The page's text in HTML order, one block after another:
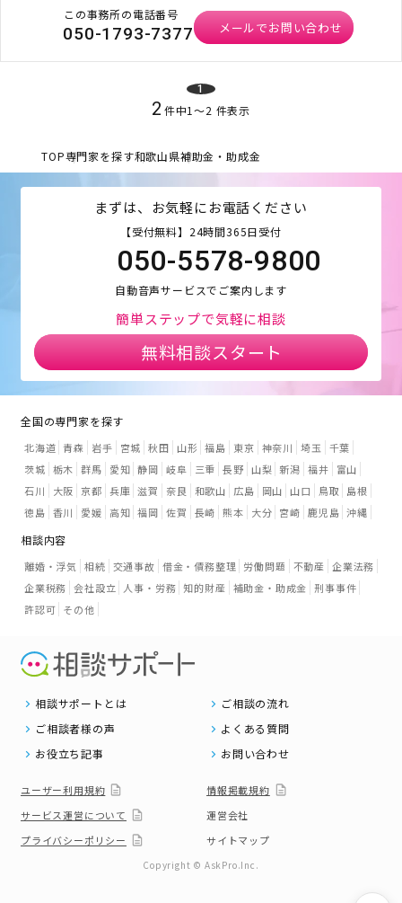
この事務所の電話番号
050-1793-7377 メールでお問い合わせ
1
2 件中1〜2 件表示
TOP専門家を探す和歌山県補助金・助成金
まずは、お気軽にお電話ください
【受付無料】24時間365日受付
050-5578-9800
自動音声サービスでご案内します
簡単ステップで気軽に相談
無料相談スタート
全国の専門家を探す
北海道 青森 岩手 宮城 秋田 山形 福島 東京 神奈川 埼玉
千葉
茨城 栃木 群馬 愛知 静岡 岐阜 三重 長野 山梨 新潟 福井
富山
石川
大阪 京都 兵庫 滋賀 奈良 和歌山 広島 岡山 山口 鳥取
島根
徳島 香川 愛媛 高知 福岡 佐賀 長崎 熊本 大分 宮崎 鹿児島 沖縄
相談内容
離婚・浮気 相続 交通事故 借金・債務整理 労働問題 不動産 企業法務
企業税務 会社設立 人事・労務 知的財産 補助金・助成金 刑事事件
許認可 その他
相談サポートとは
ご相談の流れ
ご相談者様の声
よくある質問
お役立ち記事
お問い合わせ
ユーザー利用規約
情報掲載規約
サービス運営について
運営会社
プライバシーポリシー
サイトマップ
Copyright © AskPro.Inc.